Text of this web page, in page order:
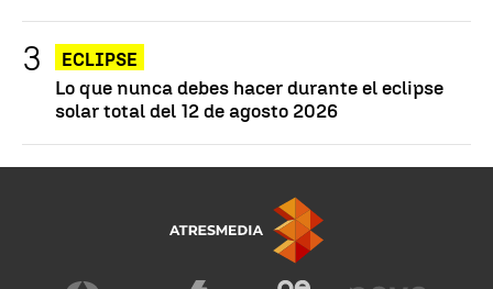
ECLIPSE
Lo que nunca debes hacer durante el eclipse
solar total del 12 de agosto 2026